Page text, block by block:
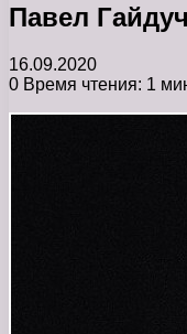
Павел
16.09.2020
0 Время чтения: 1